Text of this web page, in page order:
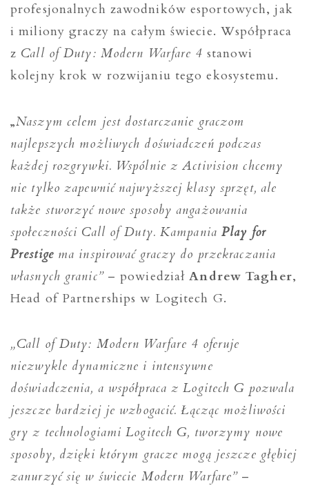
profesjonalnych zawodników esportowych, jak
i miliony graczy na całym świecie. Współpraca
z Call of Duty: Modern Warfare 4 stanowi
kolejny krok w rozwijaniu tego ekosystemu.
„Naszym celem jest dostarczanie graczom
najlepszych możliwych doświadczeń podczas
każdej rozgrywki. Wspólnie z Activision chcemy
nie tylko zapewnić najwyższej klasy sprzęt, ale
także stworzyć nowe sposoby angażowania
społeczności Call of Duty. Kampania Play for
Prestigema inspirować graczy do przekraczania
własnych granic”– powiedziałAndrew Tagher,
Head of Partnerships w Logitech G.
„Call of Duty: Modern Warfare 4 oferuje
niezwykle dynamiczne i intensywne
doświadczenia, a współpraca z Logitech G pozwala
jeszcze bardziej je wzbogacić. Łącząc możliwości
gry z technologiami Logitech G, tworzymy nowe
sposoby, dzięki którym gracze mogą jeszcze głębiej
zanurzyć się w świecie Modern Warfare”–